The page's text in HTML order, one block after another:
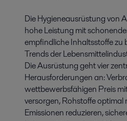
Die Hygieneausrüstung von
hohe Leistung mit
empfindliche Inhaltsstoffe zu
Trends der
Die Ausrüstung geht vier
Herausforderungen an:
wettbewerbsfähigen Preis
versorgen, Rohstoffe optimal
Emissionen reduzieren,